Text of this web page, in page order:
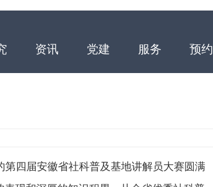
资讯 党建 服务 预约
第四届安徽省社科普及基地讲解员大赛圆满